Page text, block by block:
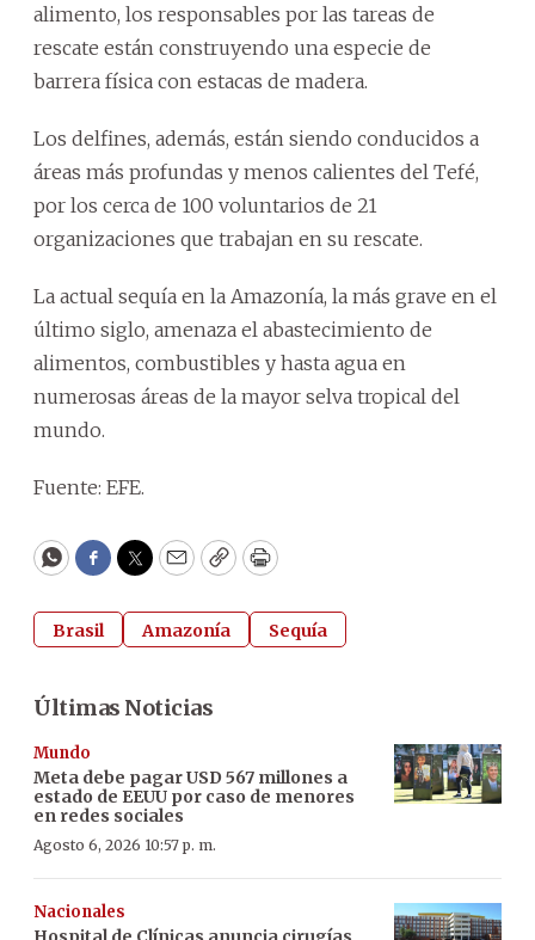
alimento, los responsables por las tareas de
rescate están construyendo una especie de
barrera física con estacas de madera.
Los delfines, además, están siendo conducidos a
áreas más profundas y menos calientes del Tefé,
por los cerca de 100 voluntarios de 21
organizaciones que trabajan en su rescate.
La actual sequía en la Amazonía, la más grave en el
último siglo, amenaza el abastecimiento de
alimentos, combustibles y hasta agua en
numerosas áreas de la mayor selva tropical del
mundo.
Fuente: EFE.
WhatsApp
Facebook
Twitter
EmailCopyPrint
Brasil Amazonía Sequía
Últimas Noticias
Mundo
Meta debe pagar USD 567 millones a
estado de EEUU por caso de menores
en redes sociales
Agosto 6, 2026 10:57 p. m.
Nacionales